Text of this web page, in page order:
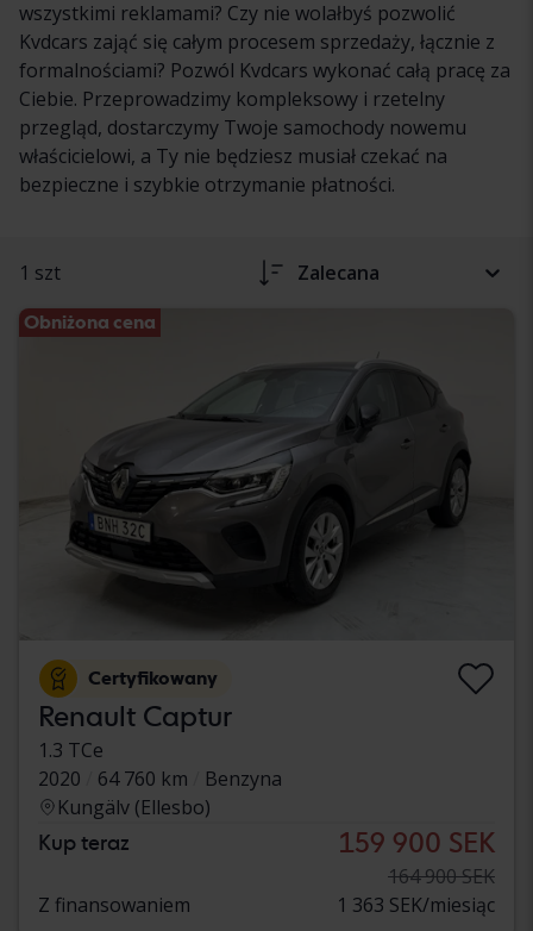
wszystkimi reklamami? Czy nie wolałbyś pozwolić
Kvdcars zająć się całym procesem sprzedaży, łącznie z
formalnościami? Pozwól Kvdcars wykonać całą pracę za
Ciebie. Przeprowadzimy kompleksowy i rzetelny
przegląd, dostarczymy Twoje samochody nowemu
właścicielowi, a Ty nie będziesz musiał czekać na
bezpieczne i szybkie otrzymanie płatności.
1 szt Zalecana
Obniżona cena
Certyfikowany
Renault Captur
1.3 TCe
2020
64 760 km
Benzyna
Kungälv (Ellesbo)
Kup teraz 159 900 SEK
164 900 SEK
Z finansowaniem
1 363 SEK/miesiąc